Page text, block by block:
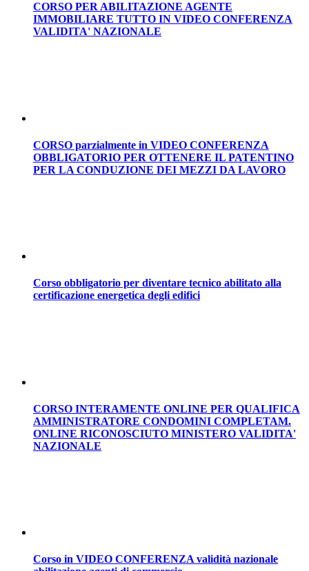
CORSO PER ABILITAZIONE AGENTE
IMMOBILIARE TUTTO IN VIDEO CONFERENZA
VALIDITA' NAZIONALE
CORSO parzialmente in VIDEO CONFERENZA
OBBLIGATORIO PER OTTENERE IL PATENTINO
PER LA CONDUZIONE DEI MEZZI DA LAVORO
Corso obbligatorio per diventare tecnico abilitato alla
certificazione energetica degli edifici
CORSO INTERAMENTE ONLINE PER QUALIFICA
AMMINISTRATORE CONDOMINI COMPLETAM.
ONLINE RICONOSCIUTO MINISTERO VALIDITA'
NAZIONALE
Corso in VIDEO CONFERENZA validità nazionale